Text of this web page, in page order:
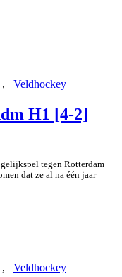
, Veldhockey
H1 [4-2]
tegen Rotterdam
dat ze al na één jaar
, Veldhockey